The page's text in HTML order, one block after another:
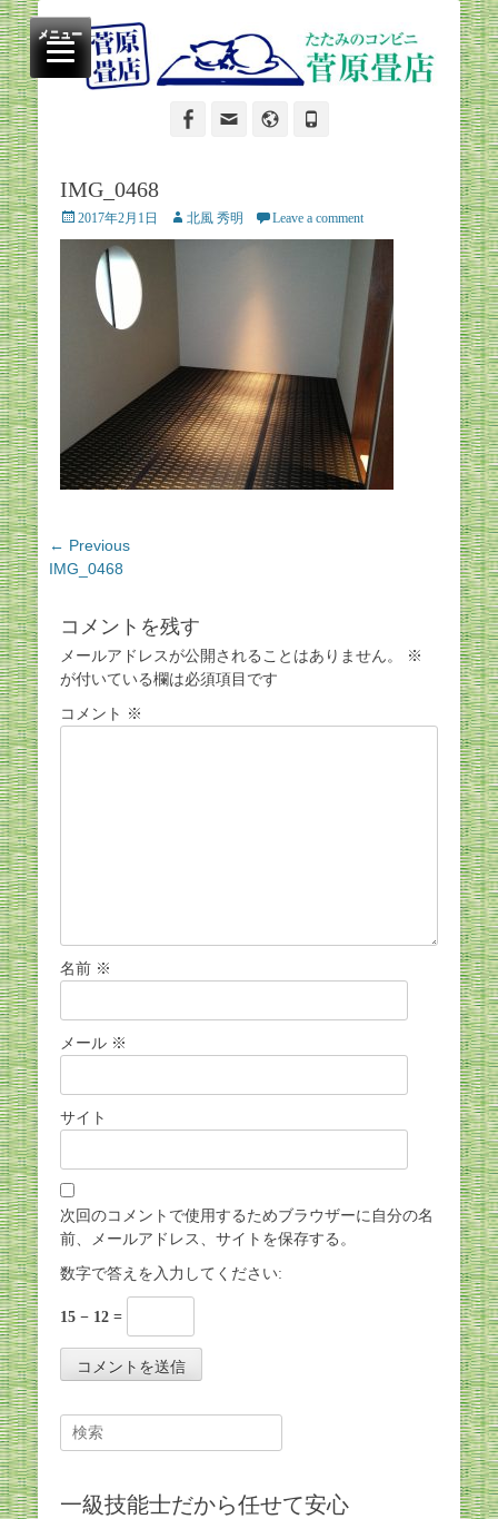
菅原畳店
たたみのコンビニ
Facebook
Email Website
IMG_0468
Posted
on
2017年2月1日 Author
北風 秀明 Leave a comment
投
稿
ビ
ゲ
ー
シ
ョ
← Previous
Previous
IMG_0468
コメントを残す
メールアドレスが公開されることはありません。
※
が付いている欄は必須項目です
コメント ※
名前 ※
メール ※
サイト
次回のコメントで使用するためブラウザーに自分の名
前、メールアドレス、サイトを保存する。
数字で答えを入力してください:
15 − 12 =
Search
for:
一級技能士だから任せて安心
メニュー